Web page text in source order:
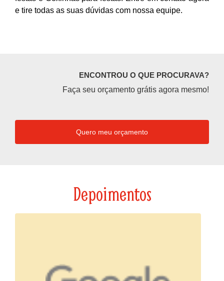
e tire todas as suas dúvidas com nossa equipe.
ENCONTROU O QUE PROCURAVA?
Faça seu orçamento grátis agora mesmo!
Quero meu orçamento
Depoimentos